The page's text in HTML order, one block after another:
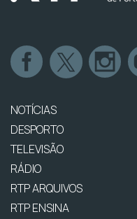
NOTÍCIAS
DESPORTO
TELEVISÃO
RÁDIO
RTP ARQUIVOS
RTP ENSINA